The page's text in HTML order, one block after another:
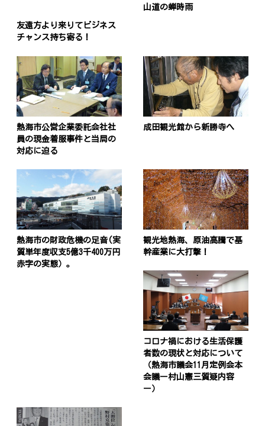
友遠方より来りてビジネス
チャンス持ち寄る！
山道の蝉時雨
熱海市公営企業委託会社社
員の現金着服事件と当局の
対応に迫る
成田観光館から新勝寺へ
熱海市の財政危機の足音(実
質単年度収支5億3千400万円
赤字の実態）。
観光地熱海、原油高騰で基
幹産業に大打撃！
コロナ禍における生活保護
者数の現状と対応について
（熱海市議会11月定例会本
会議ー村山憲三質疑内容
ー）